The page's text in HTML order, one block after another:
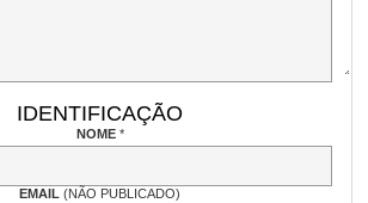
IDENTIFICAÇÃO
NOME *
EMAIL(NÃO PUBLICADO)